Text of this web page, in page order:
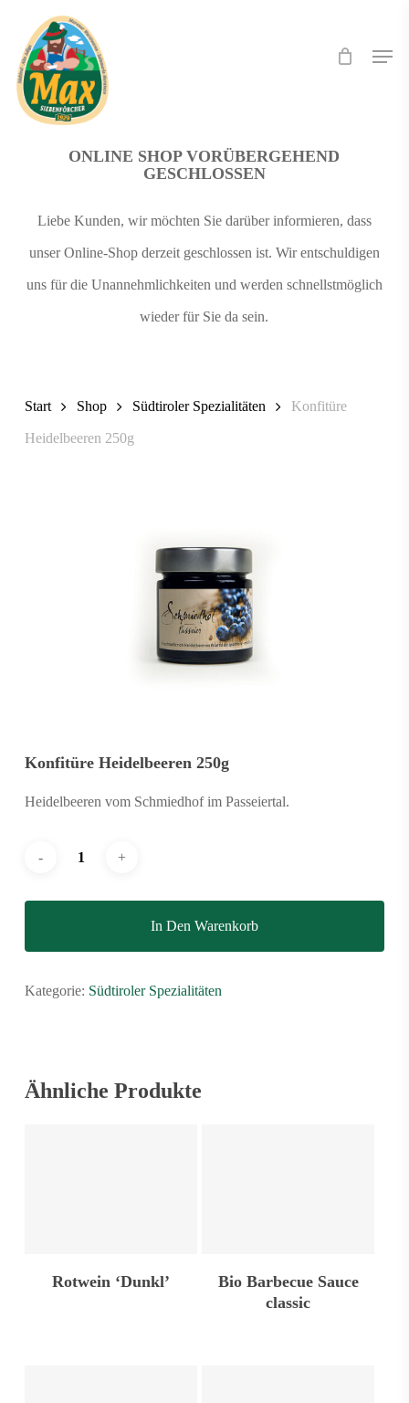
main
content
Menu
ONLINE SHOP VORÜBERGEHEND
GESCHLOSSEN
Liebe Kunden, wir möchten Sie darüber informieren, dass
unser Online-Shop derzeit geschlossen ist. Wir entschuldigen
uns für die Unannehmlichkeiten und werden schnellstmöglich
wieder für Sie da sein.
Start Shop Südtiroler Spezialitäten Konfitüre
Heidelbeeren 250g
Konfitüre Heidelbeeren 250g
Heidelbeeren vom Schmiedhof im Passeiertal.
In Den Warenkorb
Kategorie: Südtiroler Spezialitäten
Ähnliche Produkte
In Den Warenkorb
Rotwein ‘Dunkl’
Bio Barbecue Sauce
classic